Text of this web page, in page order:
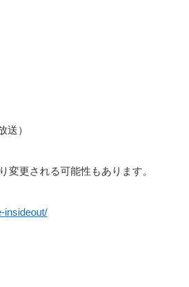
）
更される可能性もあります。
insideout/